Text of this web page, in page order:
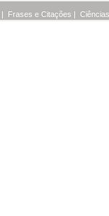
| Frases e Citações |